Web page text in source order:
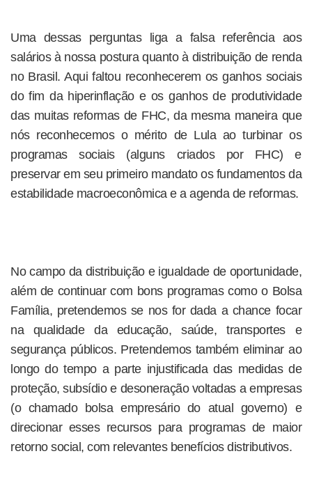
Uma dessas perguntas liga a falsa referência aos
salários à nossa postura quanto à distribuição de renda
no Brasil. Aqui faltou reconhecerem os ganhos sociais
do fim da hiperinflação e os ganhos de produtividade
das muitas reformas de FHC, da mesma maneira que
nós reconhecemos o mérito de Lula ao turbinar os
programas sociais (alguns criados por FHC) e
preservar em seu primeiro mandato os fundamentos da
estabilidade macroeconômica e a agenda de reformas.
No campo da distribuição e igualdade de oportunidade,
além de continuar com bons programas como o Bolsa
Família, pretendemos se nos for dada a chance focar
na qualidade da educação, saúde, transportes e
segurança públicos. Pretendemos também eliminar ao
longo do tempo a parte injustificada das medidas de
proteção, subsídio e desoneração voltadas a empresas
(o chamado bolsa empresário do atual governo) e
direcionar esses recursos para programas de maior
retorno social, com relevantes benefícios distributivos.